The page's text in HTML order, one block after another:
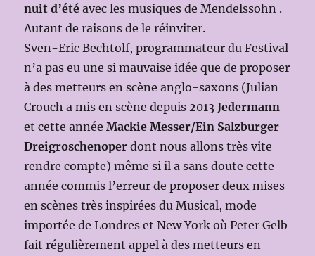
nuit d’étéavec les musiques de Mendelssohn .
Autant de raisons de le réinviter.
Sven-Eric Bechtolf, programmateur du Festival
n’a pas eu une si mauvaise idée que de proposer
à des metteurs en scène anglo-saxons (Julian
Crouch a mis en scène depuis 2013Jedermann
et cette annéeMackie Messer/Ein Salzburger
Dreigroschenoper dont nous allons très vite
rendre compte) même si il a sans doute cette
année commis l’erreur de proposer deux mises
en scènes très inspirées du Musical, mode
importée de Londres et New York où Peter Gelb
fait régulièrement appel à des metteurs en